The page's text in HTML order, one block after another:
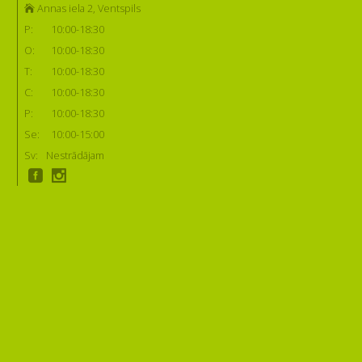
Annas iela 2, Ventspils
P:
10:00-18:30
O:
10:00-18:30
T:
10:00-18:30
C:
10:00-18:30
P:
10:00-18:30
Se:
10:00-15:00
Sv:
Nestrādājam